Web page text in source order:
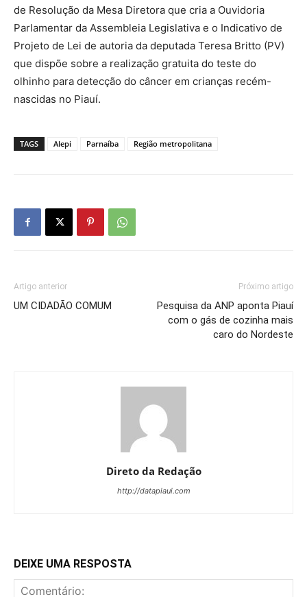
de Resolução da Mesa Diretora que cria a Ouvidoria
Parlamentar da Assembleia Legislativa e o Indicativo de
Projeto de Lei de autoria da deputada Teresa Britto (PV)
que dispõe sobre a realização gratuita do teste do
olhinho para detecção do câncer em crianças recém-
nascidas no Piauí.
TAGS Alepi Parnaíba Região metropolitana
Artigo anterior
UM CIDADÃO COMUM
Próximo artigo
Pesquisa da ANP aponta Piauí
com o gás de cozinha mais
caro do Nordeste
Direto da Redação
http://datapiaui.com
DEIXE UMA RESPOSTA